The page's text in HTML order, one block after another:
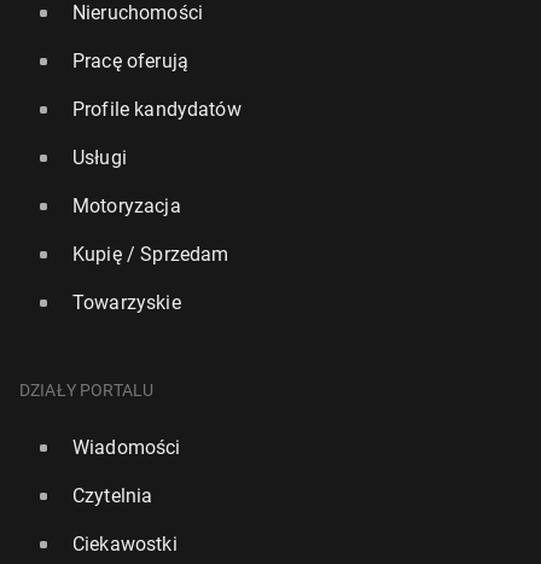
Nieruchomości
Pracę oferują
Profile kandydatów
Usługi
Motoryzacja
Kupię / Sprzedam
Towarzyskie
DZIAŁY PORTALU
Wiadomości
Czytelnia
Ciekawostki